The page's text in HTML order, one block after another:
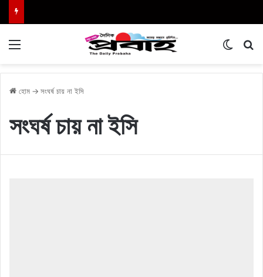
হোম → সংঘর্ষ চায় না ইসি
সংঘর্ষ চায় না ইসি